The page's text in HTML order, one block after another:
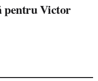
pentru Victor